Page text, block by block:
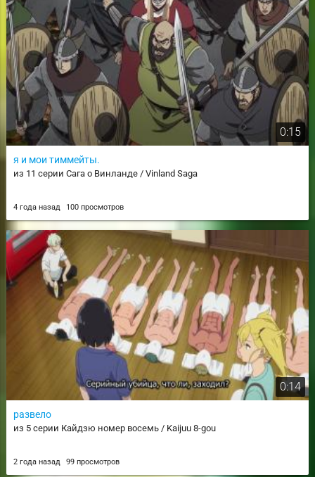
0:15
я и мои тиммейты.
из 11 серии Сага о Винланде / Vinland Saga
4 года назад 100 просмотров
0:14
развело
из 5 серии Кайдзю номер восемь / Kaijuu 8-gou
2 года назад 99 просмотров